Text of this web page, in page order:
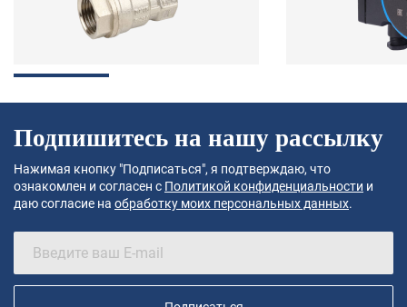
Подпишитесь на нашу рассылку
Нажимая кнопку "Подписаться", я подтверждаю, что
ознакомлен и согласен с Политикой конфиденциальности и
даю согласие на обработку моих персональных данных.